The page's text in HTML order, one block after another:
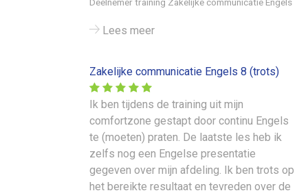
Lees meer
Zakelijke communicatie Engels 8 (trots)
Ik ben tijdens de training uit mijn
comfortzone gestapt door continu Engels
te (moeten) praten. De laatste les heb ik
zelfs nog een Engelse presentatie
gegeven over mijn afdeling. Ik ben trots op
het bereikte resultaat en tevreden over de